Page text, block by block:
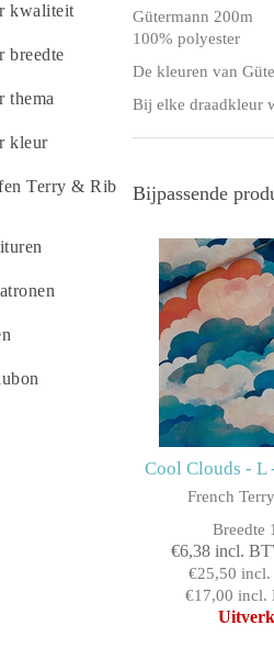
Gütermann 200m
100% polyester
De kleuren van
Bij elke draadkleur
Bijpassende
Cool Clouds - L
French
Breedte
€6,38 incl.
€25,50
€17,00 incl.
kwaliteit
breedte
thema
kleur
Terry & Rib